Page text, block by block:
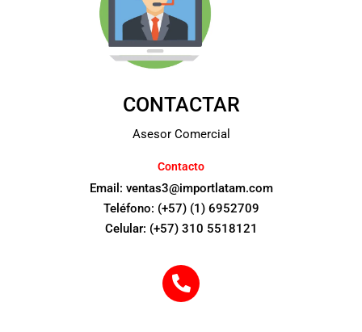
CONTACTAR
Asesor Comercial
Contacto
Email: ventas3@importlatam.com
Teléfono: (+57) (1) 6952709
Celular: (+57) 310 5518121